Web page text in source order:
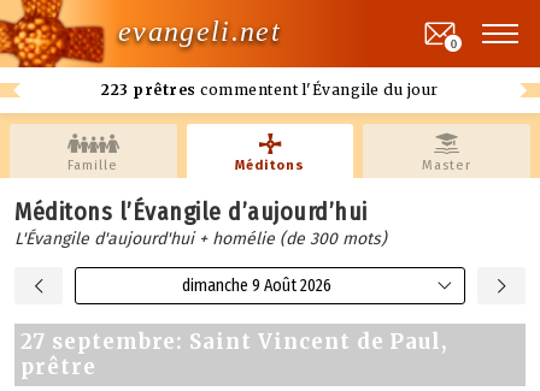
evangeli.net
223 prêtres commentent l'Évangile du jour
0
Famille Méditons Master
Méditons l’Évangile d’aujourd’hui
L'Évangile d'aujourd'hui + homélie (de 300 mots)
dimanche 9 Août 2026
27 septembre: Saint Vincent de Paul,
prêtre